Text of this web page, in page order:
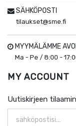
SÄHKÖPOSTI
tilaukset@sme.fi
MYYMÄLÄMME
Ma - Pe / 8:00 -
MY ACCOUNT
Uutiskirjeen